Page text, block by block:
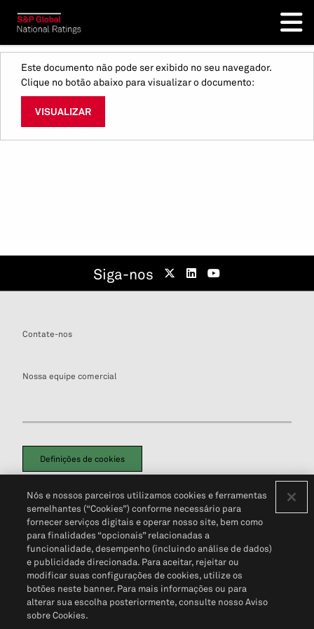
Este documento não pode ser exibido no seu navegador.
Clique no botão abaixo para visualizar o documento:
VISUALIZAR
Siga-nos
Contate-nos
Nossa equipe comercial
Definições de cookies
Política de PrivacidadePortal de privacidade do cliente (em inglês)
Não Venda Minhas Informações Pessoais© 2026 S&P Global
Nós e nossos parceiros utilizamos cookies e ferramentas
semelhantes (“Cookies”) conforme necessário para
fornecer serviços digitais e operar nosso site, bem como
para finalidades “opcionais” relacionadas a
funcionalidade, desempenho (incluindo análise de dados)
e publicidade direcionada. Para aceitar, rejeitar ou
modificar suas configurações de cookies, utilize os
botões neste banner. Para mais informações ou para
alterar sua escolha posteriormente, consulte nosso Aviso
sobre Cookies.